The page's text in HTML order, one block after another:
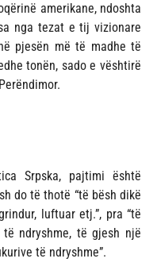
amerikane, ndoshta
nga tezat e tij vizionare
pjesën më të madhe të
tonën, sado e vështirë
Srpska, pajtimi është
do të thotë “të bësh dikë
luftuar etj.”, pra “të
ndryshme, të gjesh një
të ndryshme”.